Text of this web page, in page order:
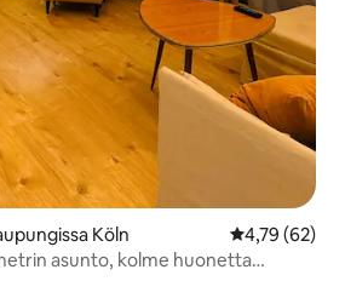
Köln
4,79 (62)
asunto, kolme huonetta